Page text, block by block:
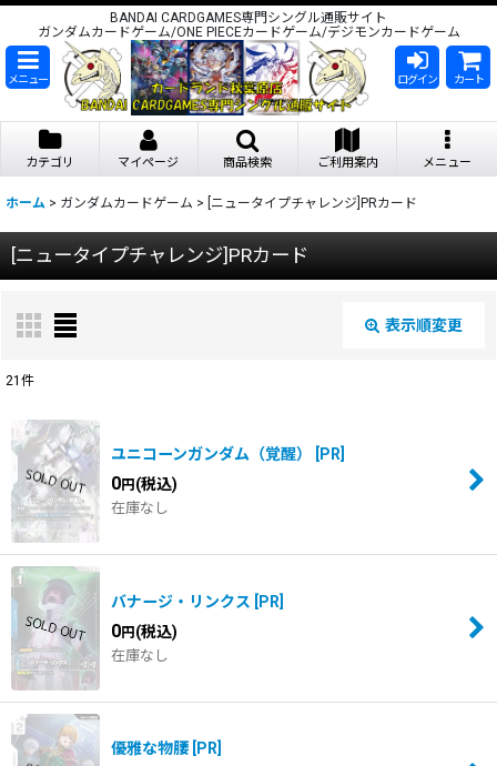
BANDAI CARDGAMES専門シングル通販サイト
ガンダムカードゲーム/ONE PIECEカードゲーム/デジモンカードゲーム
メニュー ログイン カート
カテゴリ マイページ 商品検索 ご利用案内 メニュー
ホーム > ガンダムカードゲーム > [ニュータイプチャレンジ]PRカード
[ニュータイプチャレンジ]PRカード
表示順変更
在庫あり
並び順:
21 件
ユニコーンガンダム（覚醒） PR
0円 (税込)
在庫なし
バナージ・リンクス PR
0円 (税込)
在庫なし
優雅な物腰 PR